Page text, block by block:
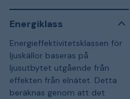
Energiklass
Energieffektivitetsklassen för
ljuskällor baseras på
ljusutbytet utgående från
effekten från elnätet. Detta
beräknas genom att det